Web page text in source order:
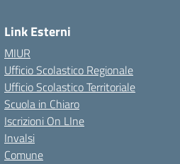
Link Esterni
MIUR
Ufficio Scolastico Regionale
Ufficio Scolastico Territoriale
Scuola in Chiaro
Iscrizioni On LIne
Invalsi
Comune